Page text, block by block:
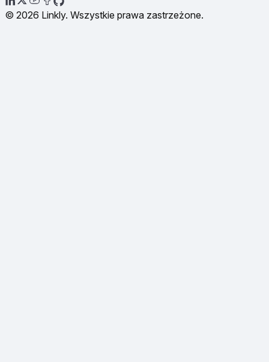
© 2026 Linkly. Wszystkie prawa zastrzeżone.